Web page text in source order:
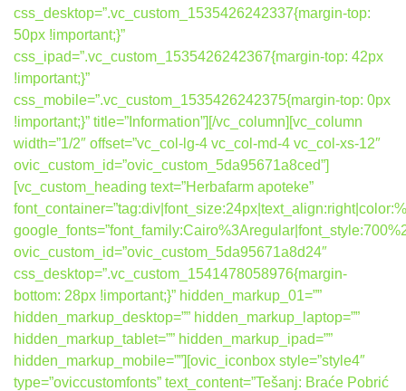
css_desktop=”.vc_custom_1535426242337{margin-top:
50px !important;}”
css_ipad=”.vc_custom_1535426242367{margin-top: 42px
!important;}”
css_mobile=”.vc_custom_1535426242375{margin-top: 0px
!important;}” title=”Information”][/vc_column][vc_column
width=”1/2″ offset=”vc_col-lg-4 vc_col-md-4 vc_col-xs-12″
ovic_custom_id=”ovic_custom_5da95671a8ced”]
[vc_custom_heading text=”Herbafarm apoteke”
ovic_custom_id=”ovic_custom_5da95671a8d24″
css_desktop=”.vc_custom_1541478058976{margin-
bottom: 28px !important;}” hidden_markup_01=””
hidden_markup_desktop=”” hidden_markup_laptop=””
hidden_markup_tablet=”” hidden_markup_ipad=””
hidden_markup_mobile=””][ovic_iconbox style=”style4″
type=”oviccustomfonts” text_content=”Tešanj: Braće Pobrić